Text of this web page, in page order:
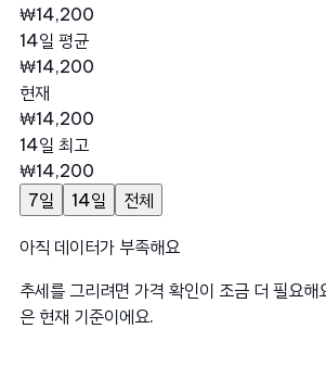
₩14,200
14일 평균
₩14,200
현재
₩14,200
14일 최고
₩14,200
7일
14일 전체
아직 데이터가 부족해요
추세를 그리려면 가격 확인이 조금 더 필요해
은 현재 기준이에요.